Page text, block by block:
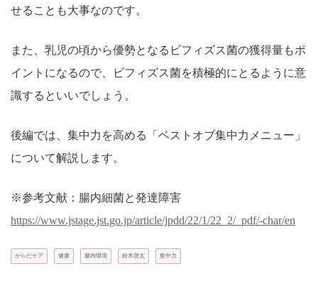
せることも大事なのです。
また、乳児の頃から優勢となるビフィズス菌の獲得量もポ
イントになるので、ビフィズス菌を積極的にとるように意
識するといいでしょう。
後編では、集中力を高める「ベストオブ集中力メニュー」
について解説します。
※参考文献：腸内細菌と発達障害
https://www.jstage.jst.go.jp/article/jpdd/22/1/22_2/_pdf/-char/en
からだケア 健康 腸内環境 鈴木啓太 集中力